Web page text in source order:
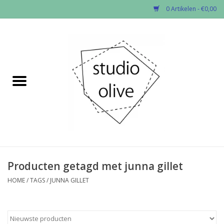
0 Artikelen - €0,00
✂︎Nieuw
Fournituren
Workshops
Producten getagd met junna gillet
HOME/TAGS/ JUNNA GILLET